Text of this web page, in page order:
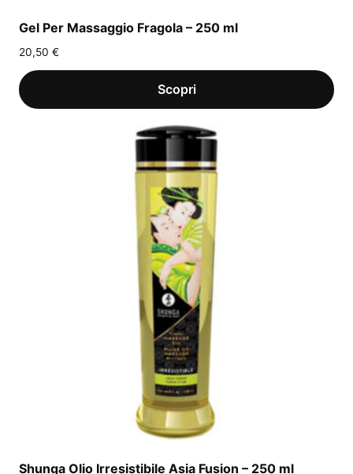
Gel Per Massaggio Fragola – 250 ml
20,50 €
Shunga Olio Irresistibile Asia Fusion – 250 ml